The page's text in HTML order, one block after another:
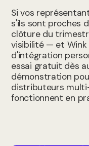
Si vos
s'ils sont proches
clôture du
visibilité — et Wink
d'intégration
essai gratuit dès
démonstration
distributeurs
fonctionnent en